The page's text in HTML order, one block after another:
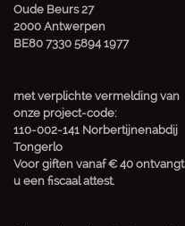
Oude Beurs 27
2000 Antwerpen
BE80 7330 5894 1977
met verplichte vermelding van
onze project-code:
110-002-141 Norbertijnenabdij
Tongerlo
Voor giften vanaf € 40 ontvangt
u een fiscaal attest.